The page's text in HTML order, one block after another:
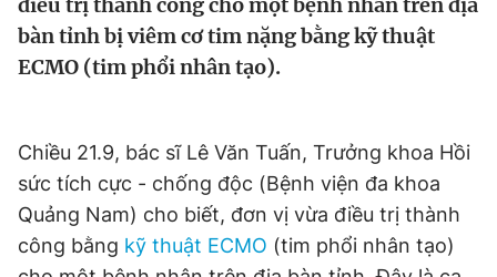
Sản phẩm khác
Thông tin tòa soạn Liên hệ quảng cáo
bàn tỉnh bị viêm cơ tim nặng bằng kỹ thuật
ECMO (tim phổi nhân tạo).
Chiều 21.9, bác sĩ Lê Văn Tuấn, Trưởng khoa Hồi
sức tích cực - chống độc (Bệnh viện đa khoa
Quảng Nam) cho biết, đơn vị vừa điều trị thành
công bằng kỹ thuật ECMO (tim phổi nhân tạo)